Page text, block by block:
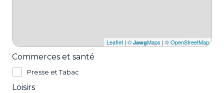
Leaflet | © JawgMaps | © OpenStreetMap
Commerces et santé
Presse et Tabac
Loisirs